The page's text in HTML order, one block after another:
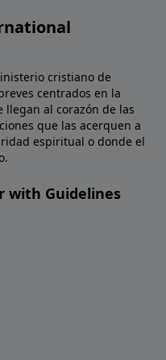
cristiano de
centrados en la
al corazón de las
que las acerquen a
espiritual o donde el
with Guidelines